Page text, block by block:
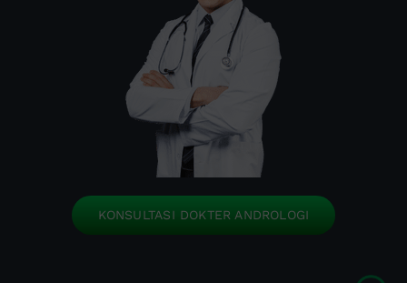
KONSULTASI DOKTER ANDROLOGI